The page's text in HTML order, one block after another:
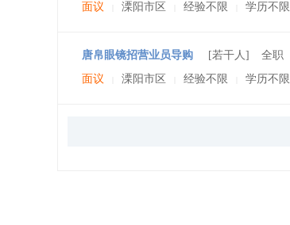
面议
溧阳市区 经验不限 学历不限
唐帛眼镜招营业员导购 [若干人] 全职
面议
溧阳市区 经验不限 学历不限